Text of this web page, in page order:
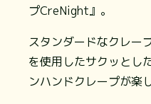
プCreNight』。
スタンダードなクレー
を使用したサクッとし
ンハンドクレープが楽